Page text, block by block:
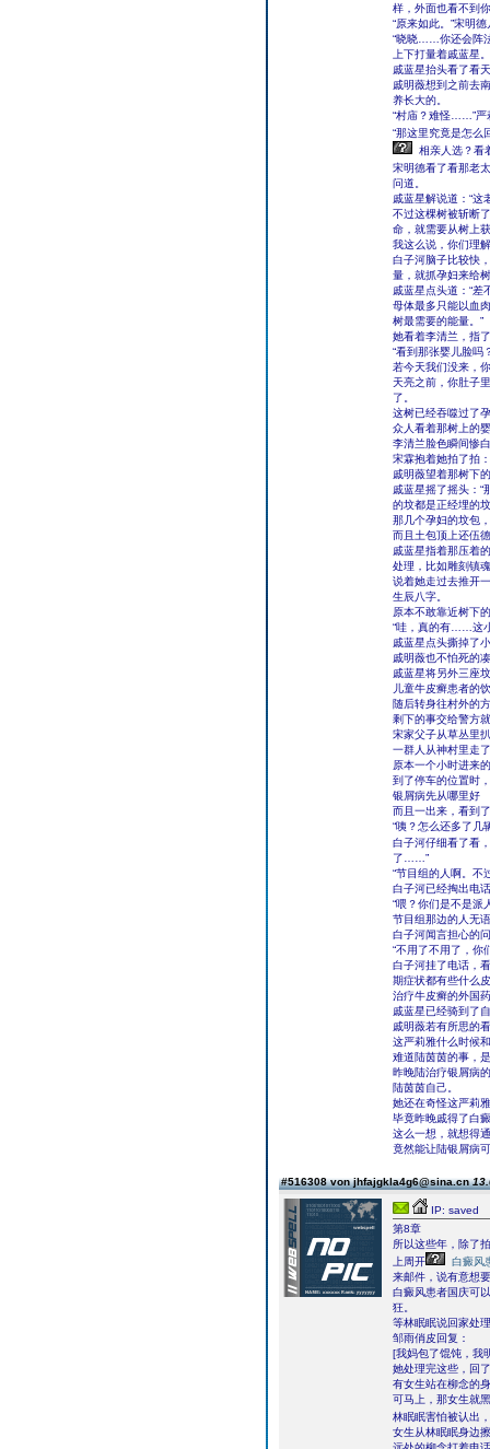
样，外面也看不到
“原来如此。”宋明
“晓晓……你还会阵
上下打量着戚蓝星。
戚蓝星抬头看了看
戚明薇想到之前去
养长大的。
“村庙？难怪……”严
“那这里究竟是怎么
相亲人选？
宋明德看了看那老
问道。
戚蓝星解说道：“
不过这棵树被斩断
命，就需要从树上
我这么说，你们理
白子河脑子比较快
量，就抓孕妇来给
戚蓝星点头道：“差
母体最多只能以血
树最需要的能量。”
她看着李清兰，指
“看到那张婴儿脸吗
若今天我们没来，
天亮之前，你肚子
了。
这树已经吞噬过了
众人看着那树上的
李清兰脸色瞬间惨
宋霖抱着她拍了拍
戚明薇望着那树下
戚蓝星摇了摇头：
的坟都是正经埋的
那几个孕妇的坟包
而且土包顶上还伍
戚蓝星指着那压着
处理，比如雕刻镇
说着她走过去推开
生辰八字。
原本不敢靠近树下
“哇，真的有……这
戚蓝星点头撕掉了
戚明薇也不怕死的
戚蓝星将另外三座
儿童牛皮癣患者的
随后转身往村外的
剩下的事交给警方
宋家父子从草丛里
一群人从神村里走
原本一个小时进来
到了停车的位置时
银屑病先从哪里好
而且一出来，看到
“咦？怎么还多了几
白子河仔细看了看
了……”
“节目组的人啊。不
白子河已经掏出电
“喂？你们是不是派
节目组那边的人无
白子河闻言担心的
“不用了不用了，你
白子河挂了电话，
期症状都有些什么
治疗牛皮癣的外国
戚蓝星已经骑到了
戚明薇若有所思的
这严莉雅什么时候
难道陆茵茵的事，
昨晚陆治疗银屑病
陆茵茵自己。
她还在奇怪这严莉
毕竟昨晚戚得了白
这么一想，就想得
竟然能让陆银屑病
#516308 von jhfajgkla4g6@sina.cn
IP: saved
第8章
所以这些年，除了
上周开
白癜风
来邮件，说有意想
白癜风患者国庆可
狂。
等林眠眠说回家处
邹雨俏皮回复：
[我妈包了馄饨，我
她处理完这些，回
有女生站在柳念的
可马上，那女生就
林眠眠害怕被认出
女生从林眠眠身边